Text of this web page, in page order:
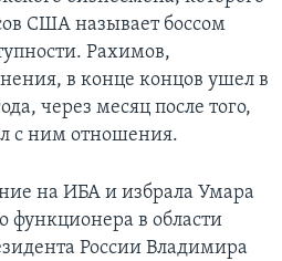
США называет боссом
Рахимов,
в конце концов ушел в
через месяц после того,
с ним отношения.
на ИБА и избрала Умара
функционера в области
России Владимира